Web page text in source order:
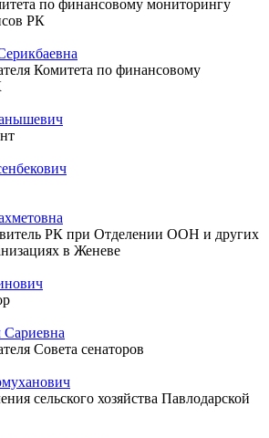
по финансовому мониторингу
РК
Комитета по финансовому
РК при Отделении ООН и других
в Женеве
Совета сенаторов
сельского хозяйства Павлодарской